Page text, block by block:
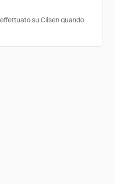
su Clisen quando